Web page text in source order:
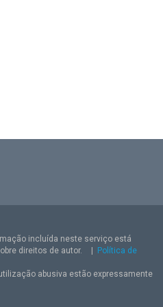
incluída neste serviço está
direitos de autor.
Política de
abusiva estão expressamente